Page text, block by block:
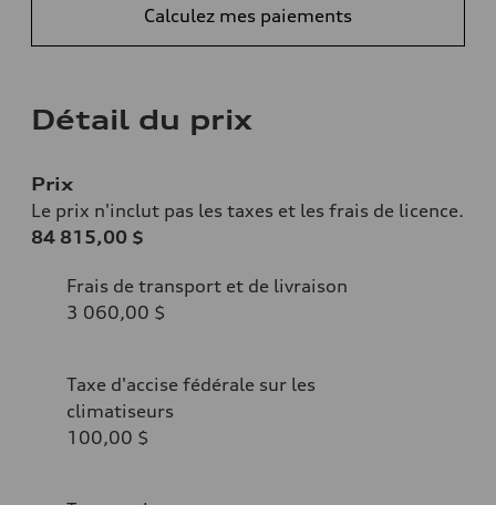
Calculez mes paiements
Détail du prix
Prix
Le prix n'inclut pas les taxes et les frais de licence.
84 815,00 $
Frais de transport et de livraison
3 060,00 $
Taxe d'accise fédérale sur les
climatiseurs
100,00 $